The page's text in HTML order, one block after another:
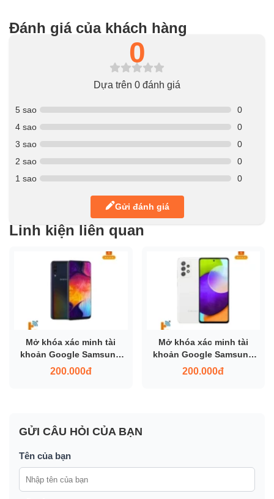
Đánh giá của khách hàng
0
Dựa trên 0 đánh giá
5 sao
0
4 sao
0
3 sao
0
2 sao
0
1 sao
0
Gửi đánh giá
Linh kiện liên quan
Mở khóa xác minh tài
khoản Google Samsung
A50
200.000đ
Mở khóa xác minh tài
khoản Google Samsung
A52
200.000đ
GỬI CÂU HỎI CỦA BẠN
Tên của bạn